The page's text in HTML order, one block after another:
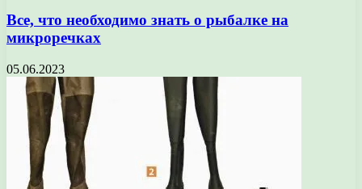
Все, что необходимо знать о рыбалке на
микроречках
05.06.2023